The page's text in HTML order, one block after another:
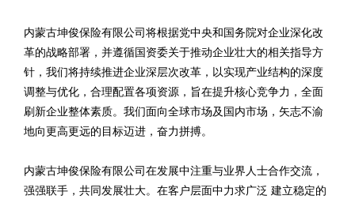
内蒙古坤俊保险有限公司将根据党中央和国务院对企业深化改
革的战略部署，并遵循国资委关于推动企业壮大的相关指导方
针，我们将持续推进企业深层次改革，以实现产业结构的深度
调整与优化，合理配置各项资源，旨在提升核心竞争力，全面
刷新企业整体素质。我们面向全球市场及国内市场，矢志不渝
地向更高更远的目标迈进，奋力拼搏。
内蒙古坤俊保险有限公司在发展中注重与业界人士合作交流，
强强联手，共同发展壮大。在客户层面中力求广泛 建立稳定的